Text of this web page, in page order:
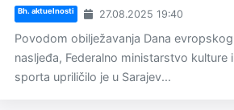
Bh. aktuelnosti 27.08.2025 19:40
Povodom obilježavanja Dana evropskog
nasljeđa, Federalno ministarstvo kulture i
sporta upriličilo je u Sarajev...